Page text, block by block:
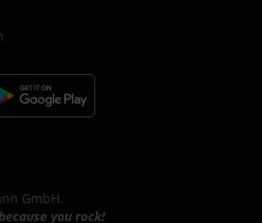
GmbH.
you rock!